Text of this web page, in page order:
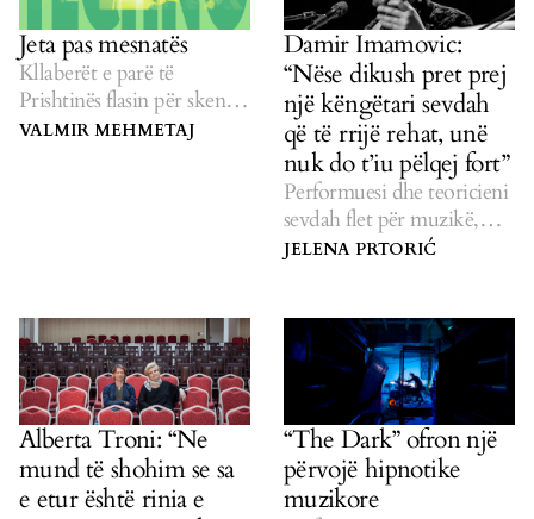
Jeta pas mesnatës
Kllaberët e parë të
Prishtinës flasin për skenën
e jetës së natës nga zanafilla
VALMIR MEHMETAJ
Damir Imamovic:
“Nëse dikush pret prej
një këngëtari sevdah
që të rrijë rehat, unë
nuk do t’iu pëlqej fort”
Performuesi dhe teoricieni
sevdah flet për muzikë,
politikë, nacionalizëm dhe
JELENA PRTORIĆ
Alberta Troni: “Ne
mund të shohim se sa
e etur është rinia e
“The Dark” ofron një
përvojë hipnotike
muzikore